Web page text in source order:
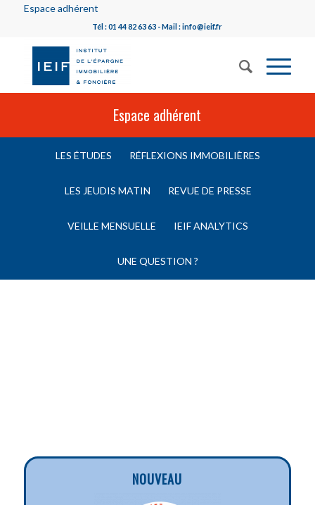
Espace adhérent
Tél : 01 44 82 63 63 - Mail : info@ieif.fr
Espace adhérent
LES ÉTUDES RÉFLEXIONS IMMOBILIÈRES
LES JEUDIS MATIN REVUE DE PRESSE
VEILLE MENSUELLE IEIF ANALYTICS
UNE QUESTION ?
NOUVEAU